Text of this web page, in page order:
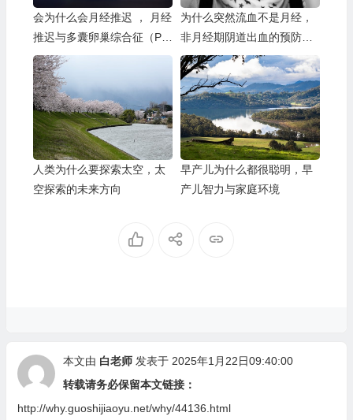
会为什么会月经推迟 ， 月经
推迟与多囊卵巢综合征（PC
OS）
为什么突然流血不是月经，
非月经期阴道出血的预防与
保健
人类为什么要探索太空，太
空探索的未来方向
早产儿为什么都很聪明，早
产儿智力与家庭环境
本文由 白老师发表于 2025年1月22日09:40:00
转载请务必保留本文链接：
http://why.guoshijiaoyu.net/why/44136.html